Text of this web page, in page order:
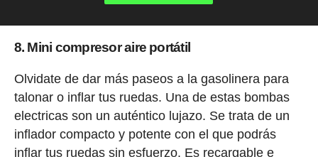
8. Mini compresor aire portátil
Olvidate de dar más paseos a la gasolinera para
talonar o inflar tus ruedas. Una de estas bombas
electricas son un auténtico lujazo. Se trata de un
inflador compacto y potente con el que podrás
inflar tus ruedas sin esfuerzo. Es recargable e